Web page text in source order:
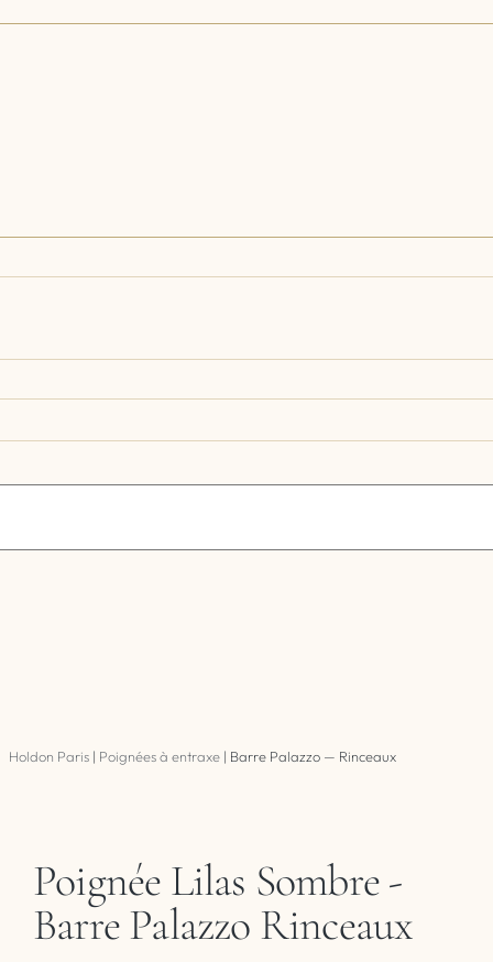
Holdon Paris | Poignées à entraxe | Barre Palazzo — Rinceaux
Poignée Lilas Sombre -
Barre Palazzo Rinceaux